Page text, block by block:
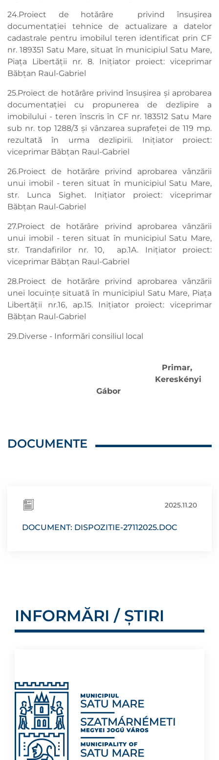
24.Proiect de hotărâre privind însușirea
documentației tehnice de actualizare a datelor
cadastrale pentru imobilul teren identificat prin CF
nr. 189351 Satu Mare, situat în municipiul Satu Mare,
Piața Libertății nr. 8. Inițiator proiect: viceprimar
Băbțan Raul-Gabriel
25.Proiect de hotărâre privind însușirea și aprobarea
documentației cu propunerea de dezlipire a
imobilului - teren înscris în CF nr. 183512 Satu Mare
sub nr. top 1288/3 și vânzarea suprafeței de 119 mp.
rezultată în urma dezlipirii. Inițiator proiect:
viceprimar Băbțan Raul-Gabriel
26.Proiect de hotărâre privind aprobarea vânzării
unui imobil - teren situat în municipiul Satu Mare,
str. Lunca Sighet. Inițiator proiect: viceprimar
Băbțan Raul-Gabriel
27.Proiect de hotărâre privind aprobarea vânzării
unui imobil - teren situat în municipiul Satu Mare,
str. Trandafirilor nr. 10, ap.1A. Inițiator proiect:
viceprimar Băbțan Raul-Gabriel
28.Proiect de hotărâre privind aprobarea vânzării
unei locuințe situată în municipiul Satu Mare, Piața
Libertății nr.16, ap.15. Inițiator proiect: viceprimar
Băbțan Raul-Gabriel
29.Diverse - Informări consiliul local
Primar,
Kereskényi
Gábor
DOCUMENTE
2025.11.20
DOCUMENT: DISPOZITIE-27112025.DOC
INFORMĂRI / ȘTIRI